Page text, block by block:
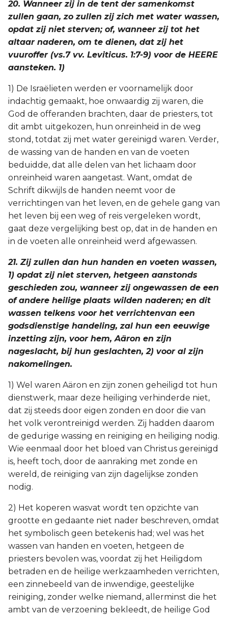
20. Wanneer zij in de tent der samenkomst
zullen gaan, zo zullen zij zich met water wassen,
opdat zij niet sterven; of, wanneer zij tot het
altaar naderen, om te dienen, dat zij het
vuuroffer (vs.7 vv. Leviticus. 1:7-9) voor de HEERE
aansteken. 1)
1) De Israëlieten werden er voornamelijk door
indachtig gemaakt, hoe onwaardig zij waren, die
God de offeranden brachten, daar de priesters, tot
dit ambt uitgekozen, hun onreinheid in de weg
stond, totdat zij met water gereinigd waren. Verder,
de wassing van de handen en van de voeten
beduidde, dat alle delen van het lichaam door
onreinheid waren aangetast. Want, omdat de
Schrift dikwijls de handen neemt voor de
verrichtingen van het leven, en de gehele gang van
het leven bij een weg of reis vergeleken wordt,
gaat deze vergelijking best op, dat in de handen en
in de voeten alle onreinheid werd afgewassen.
21. Zij zullen dan hun handen en voeten wassen,
1) opdat zij niet sterven, hetgeen aanstonds
geschieden zou, wanneer zij ongewassen de een
of andere heilige plaats wilden naderen; en dit
wassen telkens voor het verrichtenvan een
godsdienstige handeling, zal hun een eeuwige
inzetting zijn, voor hem, Aäron en zijn
nageslacht, bij hun geslachten, 2) voor al zijn
nakomelingen.
1) Wel waren Aäron en zijn zonen geheiligd tot hun
dienstwerk, maar deze heiliging verhinderde niet,
dat zij steeds door eigen zonden en door die van
het volk verontreinigd werden. Zij hadden daarom
de gedurige wassing en reiniging en heiliging nodig.
Wie eenmaal door het bloed van Christus gereinigd
is, heeft toch, door de aanraking met zonde en
wereld, de reiniging van zijn dagelijkse zonden
nodig.
2) Het koperen wasvat wordt ten opzichte van
grootte en gedaante niet nader beschreven, omdat
het symbolisch geen betekenis had; wel was het
wassen van handen en voeten, hetgeen de
priesters bevolen was, voordat zij het Heiligdom
betraden en de heilige werkzaamheden verrichten,
een zinnebeeld van de inwendige, geestelijke
reiniging, zonder welke niemand, allerminst die het
ambt van de verzoening bekleedt, de heilige God